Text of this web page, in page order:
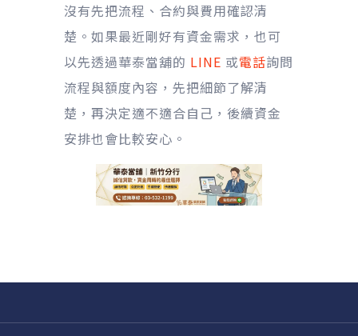
沒有先把流程、合約與費用確認清
楚。如果最近剛好有資金需求，也可
以先透過華泰當舖的 LINE 或電話詢問
流程與額度內容，先把細節了解清
楚，再決定適不適合自己，後續資金
安排也會比較安心。